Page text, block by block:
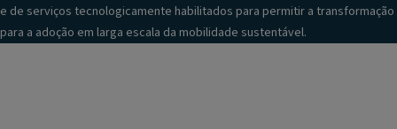
e de serviços tecnologicamente habilitados para permitir a transformação
para a adoção em larga escala da mobilidade sustentável.